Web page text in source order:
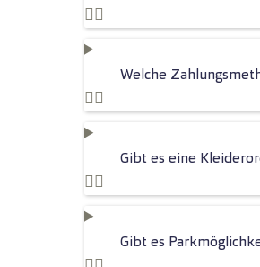
Welche
Gibt es eine
Gibt es